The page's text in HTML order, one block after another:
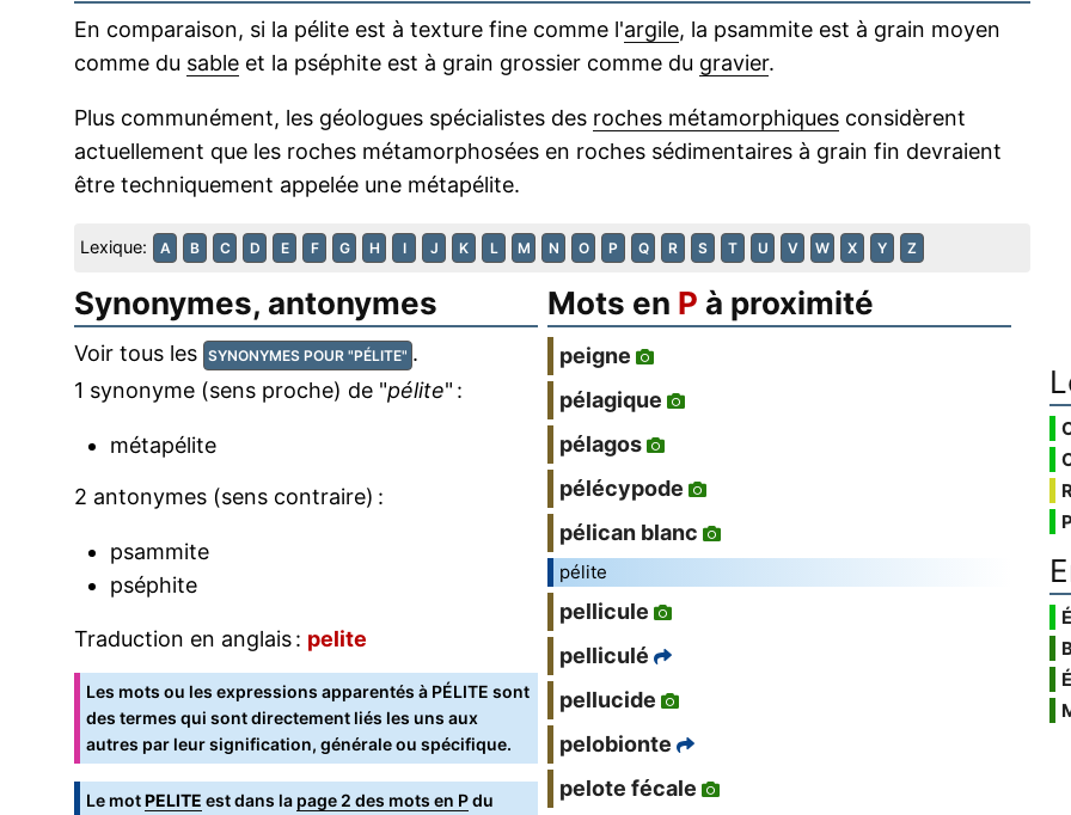
En comparaison, si la pélite est à texture fine comme l'argile, la psammite est à grain moyen
comme du sable et la pséphite est à grain grossier comme du gravier.
Plus communément, les géologues spécialistes des roches métamorphiques considèrent
actuellement que les roches métamorphosées en roches sédimentaires à grain fin devraient
être techniquement appelée une métapélite.
Lexique: A B C D E F G H I J K L M N O P Q R S T U V W X Y Z
Synonymes, antonymes
Voir tous les SYNONYMES POUR "PÉLITE" .
1 synonyme (sens proche) de "pélite" :
métapélite
2 antonymes (sens contraire) :
psammite
pséphite
Traduction en anglais : pelite
Les mots ou les expressions apparentés à PÉLITE sont
des termes qui sont directement liés les uns aux
autres par leur signification, générale ou spécifique.
Le motPELITE est dans la page 2 des mots en Pdu
Mots en P à proximité
peigne
pélagique
pélagos
pélécypode
pélican blanc
pélite
pellicule
pelliculé
pellucide
pelobionte
pelote fécale